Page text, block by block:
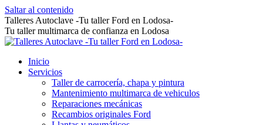
Saltar al contenido
Talleres Autoclave -Tu taller Ford en Lodosa-
Tu taller multimarca de confianza en Lodosa
Inicio
Servicios
Taller de carrocería, chapa y pintura
Mantenimiento multimarca de vehiculos
Reparaciones mecánicas
Recambios originales Ford